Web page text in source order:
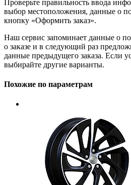
Проверьте правильность ввода
выбор местоположения, данные о
кнопку «Оформить заказ».
Наш сервис запоминает данные о
о заказе и в следующий раз
данные предыдущего заказа. Если
выбирайте другие варианты.
Похожие по параметрам